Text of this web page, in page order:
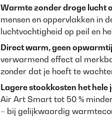
Warmte zonder droge lucht
mensen en oppervlakken in
luchtvochtigheid op peil en
Direct warm, geen
verwarmend effect al
zonder dat je hoeft te
Lagere stookkosten het hele
Air Art Smart tot 50 %
– bij gelijkwaardig